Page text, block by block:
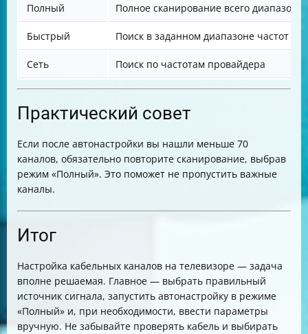
Полный Полное сканирование всего диапазона
Быстрый Поиск в заданном диапазоне частот
Сеть Поиск по частотам провайдера
Практический совет
Если после автонастройки вы нашли меньше 70
каналов, обязательно повторите сканирование, выбрав
режим «Полный». Это поможет не пропустить важные
каналы.
Итог
Настройка кабельных каналов на телевизоре — задача
вполне решаемая. Главное — выбрать правильный
источник сигнала, запустить автонастройку в режиме
«Полный» и, при необходимости, ввести параметры
вручную. Не забывайте проверять кабель и выбирать